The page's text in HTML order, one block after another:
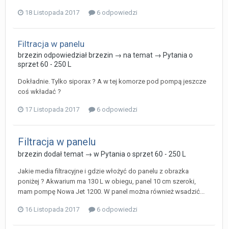
18 Listopada 2017 6 odpowiedzi
Filtracja w panelu
brzezin odpowiedziałbrzezin → na temat → Pytania o
sprzet 60 - 250 L
Dokładnie. Tylko siporax ? A w tej komorze pod pompą jeszcze
coś wkładać ?
17 Listopada 2017 6 odpowiedzi
Filtracja w panelu
brzezin dodał temat → w Pytania o sprzet 60 - 250 L
Jakie media filtracyjne i gdzie włożyć do panelu z obrazka
poniżej ? Akwarium ma 130 L w obiegu, panel 10 cm szeroki,
mam pompę Nowa Jet 1200. W panel można również wsadzić...
16 Listopada 2017 6 odpowiedzi